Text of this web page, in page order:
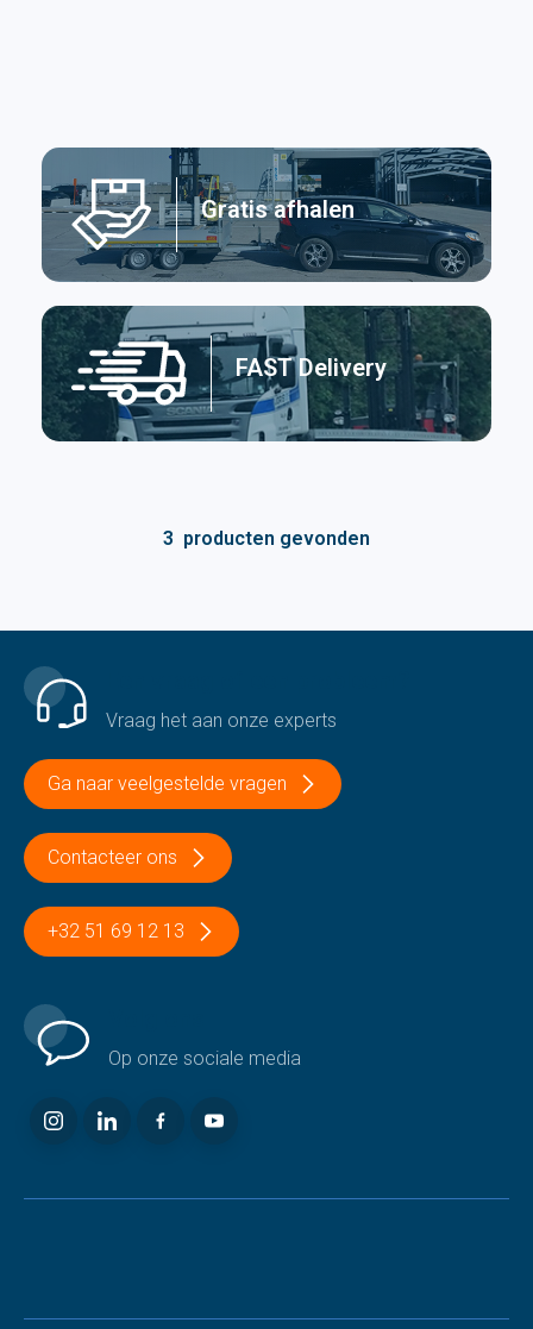
3 producten gevonden
Gratis afhalen
FAST Delivery
Vraag het aan onze experts
Ga naar veelgestelde vragen
Contacteer ons
+32 51 69 12 13
Op onze sociale media